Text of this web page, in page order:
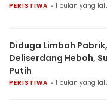
PERISTIWA 1 bulan yang
Diduga Limbah
Deliserdang Heboh,
Putih
PERISTIWA 1 bulan yang